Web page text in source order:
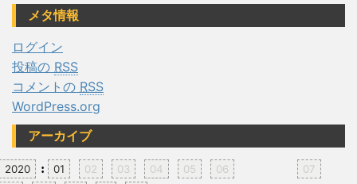
メタ情報
ログイン
投稿の RSS
コメントの RSS
WordPress.org
アーカイブ
2020 : 01 02 03 04 05 06
07